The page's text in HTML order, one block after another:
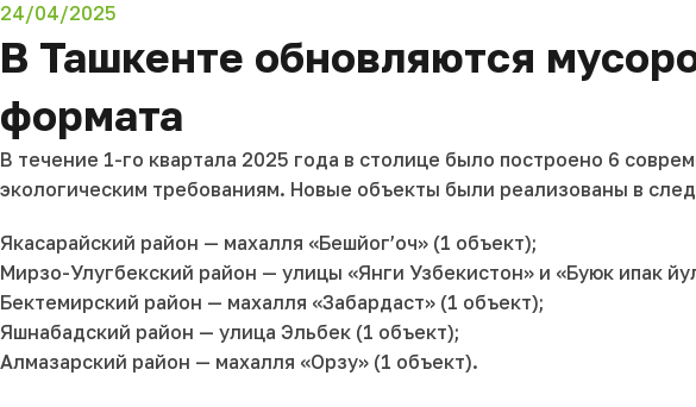
24/04/2025
В Ташкенте обновляются
формата
В течение 1-го квартала 2025 года в столице было построено 6
экологическим требованиям. Новые объекты были реализованы в
Якасарайский район — махалля «Бешйог’оч» (1 объект);
Мирзо-Улугбекский район — улицы «Янги Узбекистон» и «Буюк ипак
Бектемирский район — махалля «Забардaст» (1 объект);
Яшнабадский район — улица Эльбек (1 объект);
Алмазарский район — махалля «Орзу» (1 объект).